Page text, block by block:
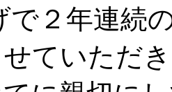
で２年連続
ていただ